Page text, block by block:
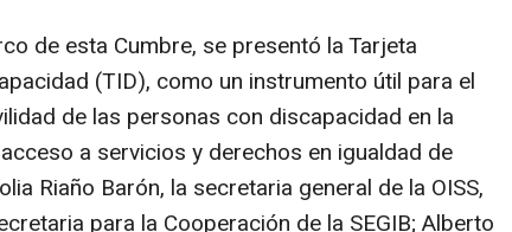
de esta Cumbre, se presentó la Tarjeta
(TID), como un instrumento útil para el
de las personas con discapacidad en la
a servicios y derechos en igualdad de
Riaño Barón, la secretaria general de la OISS,
para la Cooperación de la SEGIB; Alberto